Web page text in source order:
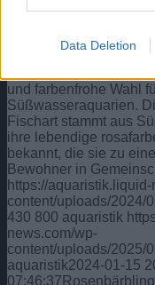
Data Deletion
Rosenbärbling –
Danionidae, Fischarten
Der Rosenbärbling,
und farbenfrohe Wahl
Süßwasseraquarien.
Fischart stammt aus
ihre lebendige
bekannt, die sie zu
Bewohner in
https://
content/uploads/2024/
430 800 aquaristik
news.com/wp-
content/uploads/2025/
aquaristik2024-01-15
07:46:37